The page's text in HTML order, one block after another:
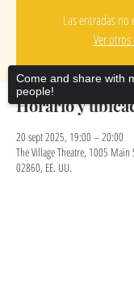
Las entradas no
Ver
Horario y
20 sept 2025, 19:00 – 20:00
The Village Theatre, 1005
02860, EE. UU.
Come and share with
people!